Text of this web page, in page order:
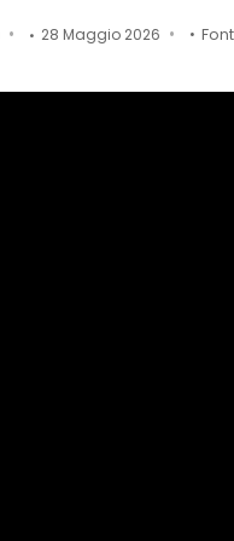
28 Maggio 2026